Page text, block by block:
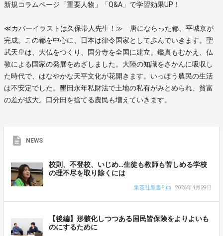
新規コラムページ「重要人物」「Q&A」で学習効果UP！
≪カバーイラストは久保帯人先生！≫ 唐にならった都、平城京が
完成。この都を中心に、日本は律令国家として歩んでいきます。聖
武天皇は、大仏をつくり、国分寺を全国に建立。鑑真もむかえ、仏
教による国家の発展をめざしました。大陸の知識をさかんに吸収し
た時代で、はなやかな天平文化が花開きます。いっぽう農民の生活
は不安定でした。墾田永年私財法で土地の私有がみとめられ、貧富
の差が拡大。口分田を捨てる農民も増えていきます。
NEWS
校則、不登校、いじめ…生徒も教師も苦しめる学校
の理不尽を取り除くには
集英社新書Plus 2026年4月29日
【後編】形骸化しつつある国民皆保険をよりよいも
のにするために